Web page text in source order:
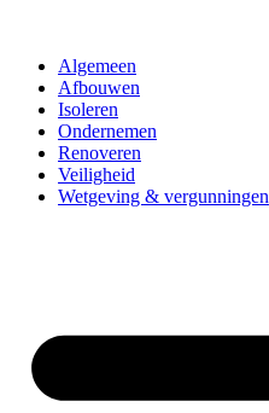
Algemeen
Afbouwen
Isoleren
Ondernemen
Renoveren
Veiligheid
Wetgeving & vergunningen